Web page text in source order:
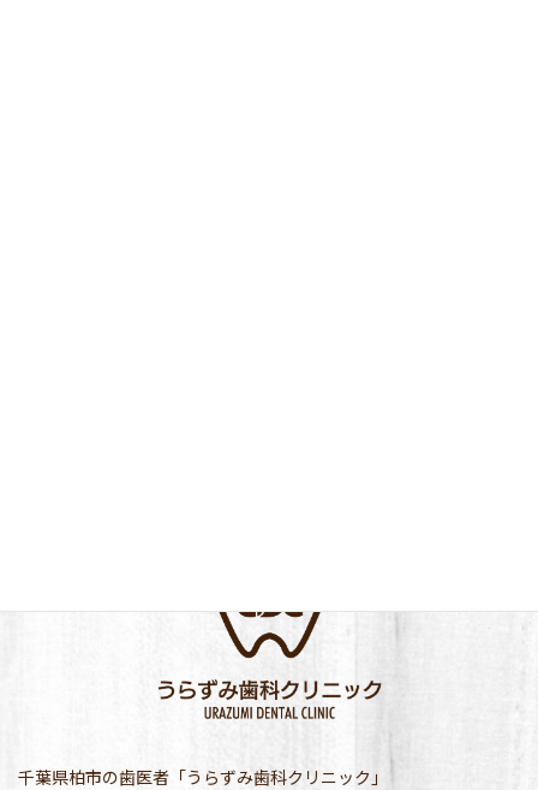
千葉県柏市の歯医者「うらずみ歯科クリニック」